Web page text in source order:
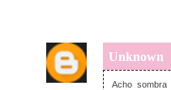
Unknown
Acho sombra